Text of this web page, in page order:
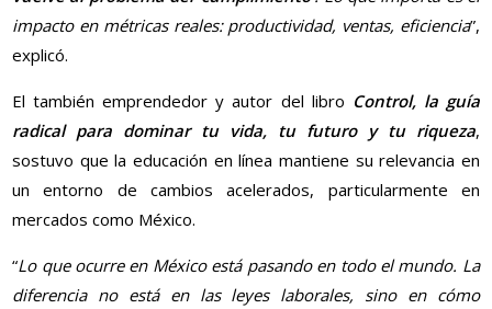
impacto en métricas reales: productividad, ventas, eficiencia”,
explicó.
El también emprendedor y autor del libro Control, la guía
radical para dominar tu vida, tu futuro y tu riqueza,
sostuvo que la educación en línea mantiene su relevancia en
un entorno de cambios acelerados, particularmente en
mercados como México.
“Lo que ocurre en México está pasando en todo el mundo. La
diferencia no está en las leyes laborales, sino en cómo